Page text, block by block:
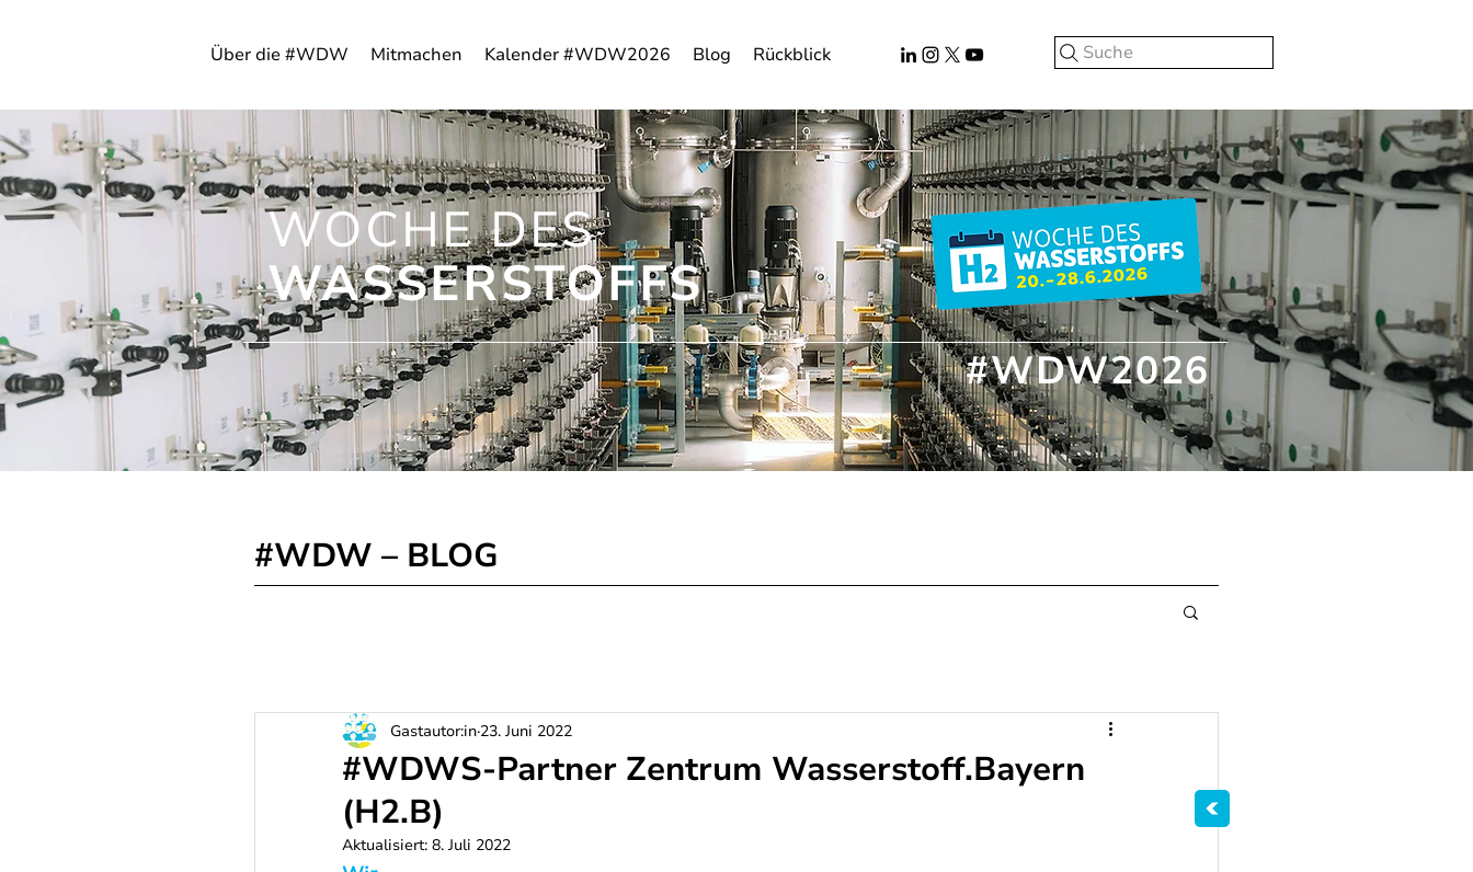
Über die #WDW Mitmachen Kalender #WDW2026 Blog Rückblick Suche
WOCHE DES
WASSERSTOFFS
#WDW2026
#WDW – BLOG
#WDWS-Partner Zentrum Wasserstoff.Bayern
(H2.B)
Gastautor:in 23. Juni 2022
Aktualisiert: 8. Juli 2022